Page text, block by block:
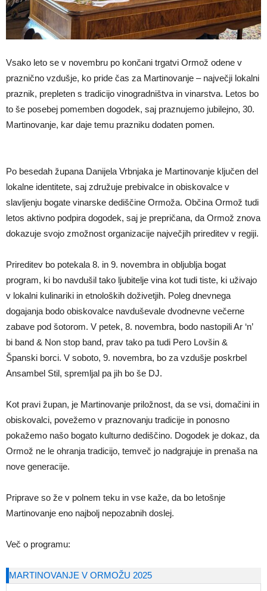
Vsako leto se v novembru po končani trgatvi Ormož odene v
praznično vzdušje, ko pride čas za Martinovanje – največji lokalni
praznik, prepleten s tradicijo vinogradništva in vinarstva. Letos bo
to še posebej pomemben dogodek, saj praznujemo jubilejno, 30.
Martinovanje, kar daje temu prazniku dodaten pomen.
Po besedah župana Danijela Vrbnjaka je Martinovanje ključen del
lokalne identitete, saj združuje prebivalce in obiskovalce v
slavljenju bogate vinarske dediščine Ormoža. Občina Ormož tudi
letos aktivno podpira dogodek, saj je prepričana, da Ormož znova
dokazuje svojo zmožnost organizacije največjih prireditev v regiji.
Prireditev bo potekala 8. in 9. novembra in obljublja bogat
program, ki bo navdušil tako ljubitelje vina kot tudi tiste, ki uživajo
v lokalni kulinariki in etnoloških doživetjih. Poleg dnevnega
dogajanja bodo obiskovalce navduševale dvodnevne večerne
zabave pod šotorom. V petek, 8. novembra, bodo nastopili Ar ‘n’
bi band & Non stop band, prav tako pa tudi Pero Lovšin &
Španski borci. V soboto, 9. novembra, bo za vzdušje poskrbel
Ansambel Stil, spremljal pa jih bo še DJ.
Kot pravi župan, je Martinovanje priložnost, da se vsi, domačini in
obiskovalci, povežemo v praznovanju tradicije in ponosno
pokažemo našo bogato kulturno dediščino. Dogodek je dokaz, da
Ormož ne le ohranja tradicijo, temveč jo nadgrajuje in prenaša na
nove generacije.
Priprave so že v polnem teku in vse kaže, da bo letošnje
Martinovanje eno najbolj nepozabnih doslej.
Več o programu:
MARTINOVANJE V ORMOŽU 2025